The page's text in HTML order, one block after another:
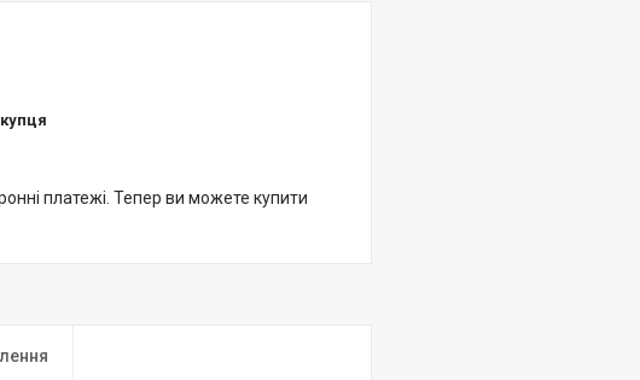
платежі. Тепер ви можете купити